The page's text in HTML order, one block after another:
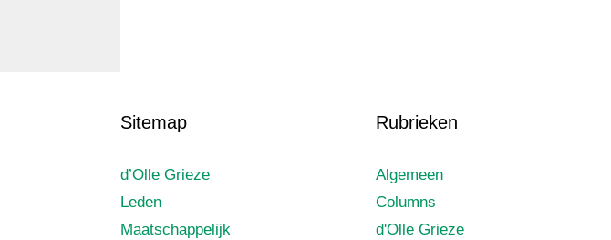
Sitemap
d’Olle Grieze
Leden
Maatschappelijk
Rubrieken
Algemeen
Columns
d'Olle Grieze